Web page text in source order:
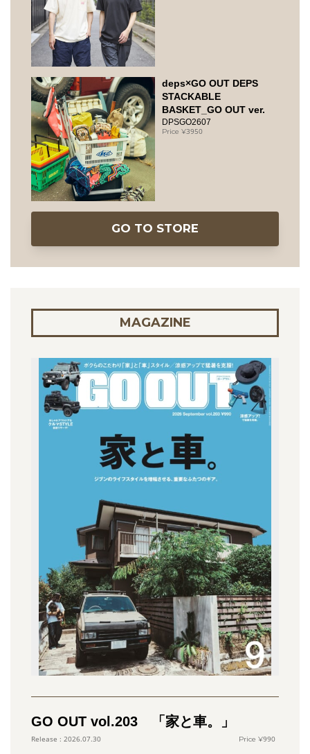
deps×GO OUT DEPS
STACKABLE
BASKET_GO OUT ver.
DPSGO2607
3950
GO TO STORE
MAGAZINE
GO OUT vol.203 「家と車。」
2026.07.30 990